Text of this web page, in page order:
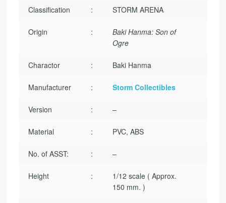
Classification : STORM ARENA
Origin :
Baki Hanma: Son of
Ogre
Charactor : Baki Hanma
Manufacturer : Storm Collectibles
Version : –
Material : PVC, ABS
No. of ASST: : –
Height :
1/12 scale ( Approx.
150 mm. )